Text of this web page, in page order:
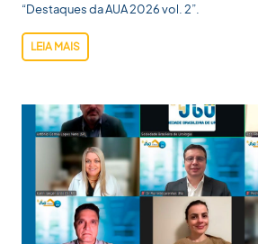
“Destaques da AUA 2026 vol. 2”.
LEIA MAIS